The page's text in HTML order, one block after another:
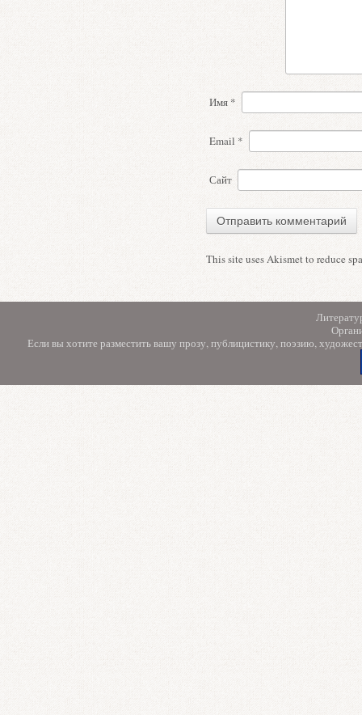
Имя *
Email *
Сайт
This site uses Akismet to reduce
Если вы хотите разместить вашу прозу, публицистику, поэзию,